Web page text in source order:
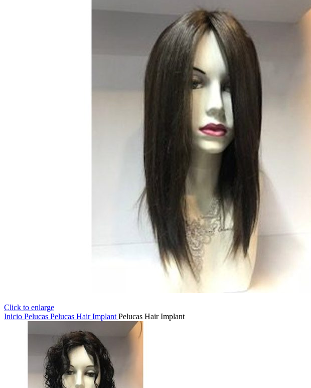
Click to enlarge
Inicio Pelucas Pelucas Hair Implant Pelucas Hair Implant